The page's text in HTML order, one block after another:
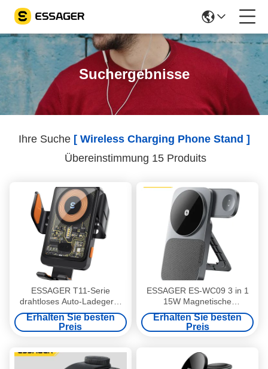
Suchergebnisse
Ihre Suche [ Wireless Charging Phone Stand ]
Übereinstimmung 15 Produits
ESSAGER T11-Serie
drahtloses Auto-Ladegerät
Halter drahtloses Laden
Telefon Stand 5V / 2A
Erhalten Sie besten
Preis
ESSAGER ES-WC09 3 in 1
15W Magnetische
Ladestation für Mobiltelefone
Erhalten Sie besten
Preis